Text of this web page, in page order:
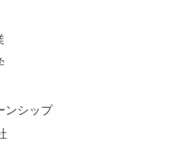
シップ